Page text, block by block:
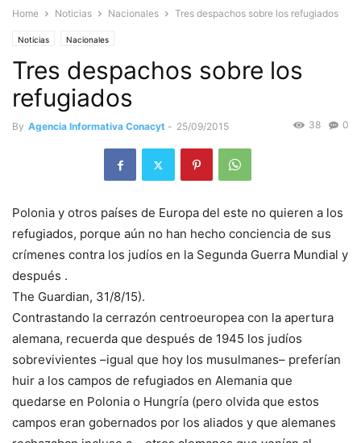
Home Noticias Nacionales Tres despachos sobre los refugiados
Noticias Nacionales
Tres despachos sobre los
refugiados
By Agencia Informativa Conacyt - 25/09/2015 0
38
Polonia y otros países de Europa del este no quieren a los
refugiados, porque aún no han hecho conciencia de sus
crímenes contra los judíos en la Segunda Guerra Mundial y
después .
The Guardian, 31/8/15).
Contrastando la cerrazón centroeuropea con la apertura
alemana, recuerda que después de 1945 los judíos
sobrevivientes –igual que hoy los musulmanes– preferían
huir a los campos de refugiados en Alemania que
quedarse en Polonia o Hungría (pero olvida que estos
campos eran gobernados por los aliados y que alemanes